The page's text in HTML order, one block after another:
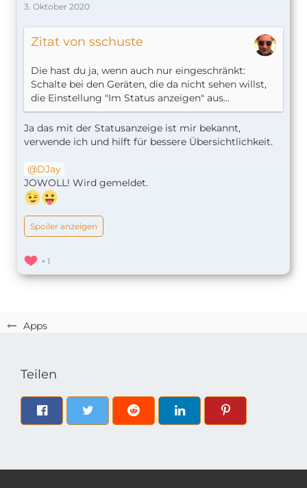
Apps
3. Oktober 2020
Zitat von sschuste
Die hast du ja, wenn auch nur eingeschränkt:
Schalte bei den Geräten, die da nicht sehen willst,
die Einstellung "Im Status anzeigen" aus...
Ja das mit der Statusanzeige ist mir bekannt,
verwende ich und hilft für bessere Übersichtlichkeit.
DJay
JOWOLL! Wird gemeldet.
Spoiler anzeigen
1
Teilen